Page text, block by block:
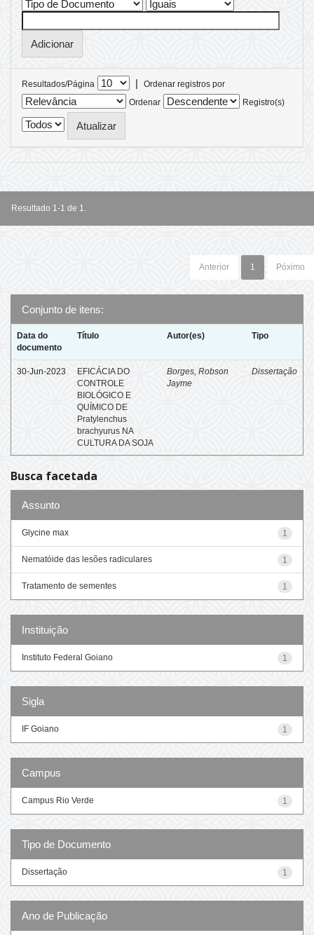
Resultados/Página |
Ordenar registros por
Ordenar
Registro(s)
Resultado 1-1 de 1.
Anterior 1 Póximo
Conjunto de itens:
Data do
documento
Título Autor(es) Tipo
30-Jun-2023
EFICÁCIA DO
CONTROLE
BIOLÓGICO E
QUÍMICO DE
Pratylenchus
brachyurus NA
CULTURA DA SOJA
Borges, Robson
Jayme
Dissertação
Busca facetada
Assunto
1
Glycine max
1
Nematóide das lesões radiculares
1
Tratamento de sementes
Instituição
1
Instituto Federal Goiano
Sigla
1
IF Goiano
Campus
1
Campus Rio Verde
Tipo de Documento
1
Dissertação
Ano de Publicação